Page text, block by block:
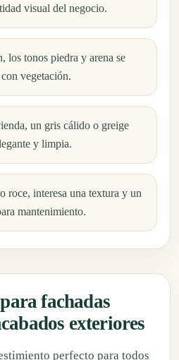
visual del negocio.
los tonos piedra y arena se
vegetación.
un gris cálido o greige
y limpia.
roce, interesa una textura y un
mantenimiento.
fachadas
exteriores
perfecto para todos